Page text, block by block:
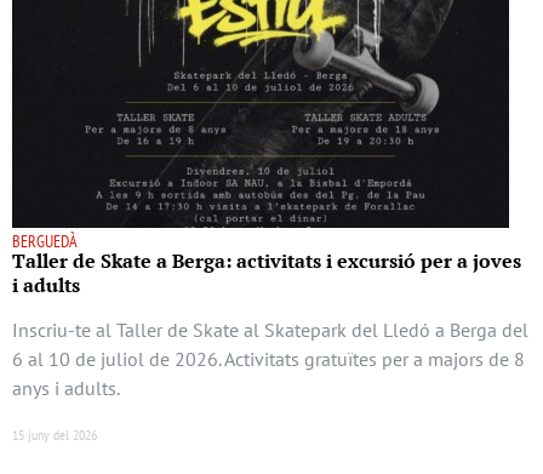
BERGUEDÀ
Taller de Skate a Berga: activitats i excursió per a joves
i adults
Inscriu-te al Taller de Skate al Skatepark del Lledó a Berga del
6 al 10 de juliol de 2026. Activitats gratuïtes per a majors de 8
anys i adults.
15 juny del 2026